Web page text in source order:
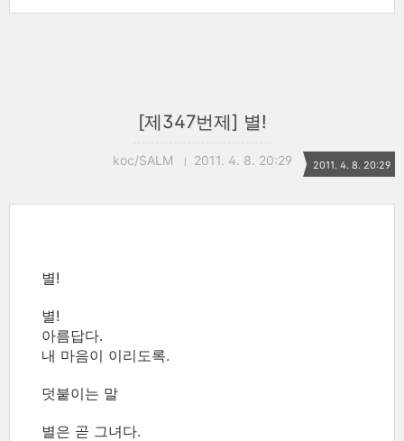
[제347번제] 별!
koc/SALM 2011. 4. 8. 20:29 2011. 4. 8. 20:29
별!
별!
아름답다.
내 마음이 이리도록.
덧붙이는 말
별은 곧 그녀다.